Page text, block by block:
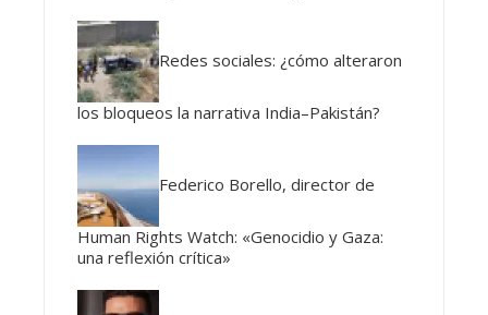
Redes sociales: ¿cómo alteraron
los bloqueos la narrativa India–Pakistán?
Federico Borello, director de
Human Rights Watch: «Genocidio y Gaza:
una reflexión crítica»